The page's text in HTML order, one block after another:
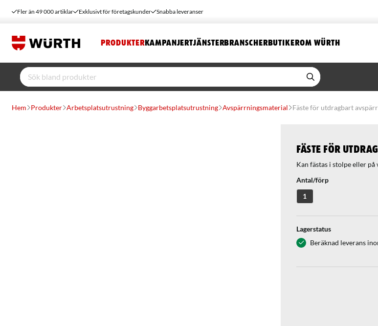
Fler än 49 000 artiklar Exklusivt för företagskunder Snabba leveranser
PRODUKTER KAMPANJERTJÄNSTERBRANSCHERBUTIKEROM WÜRTH
Hem Produkter Arbetsplatsutrustning Byggarbetsplatsutrustning Avspärrningsmaterial Fäste för utdragbart
Fäste för
Kan fästas i stolpe eller på
Antal/förp
1
Lagerstatus
Beräknad leverans